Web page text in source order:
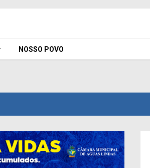
NOSSO POVO